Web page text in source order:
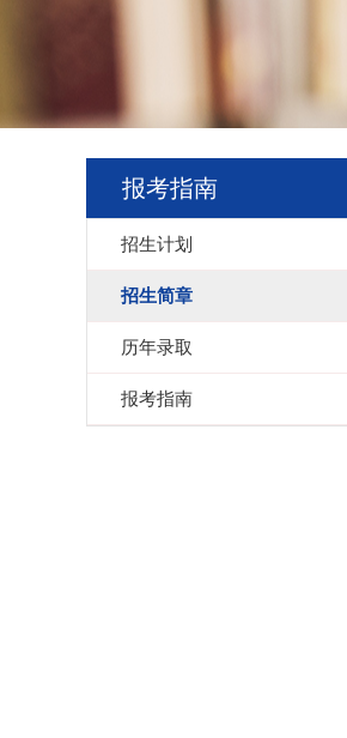
报考指南
招生计划
招生简章
历年录取
报考指南